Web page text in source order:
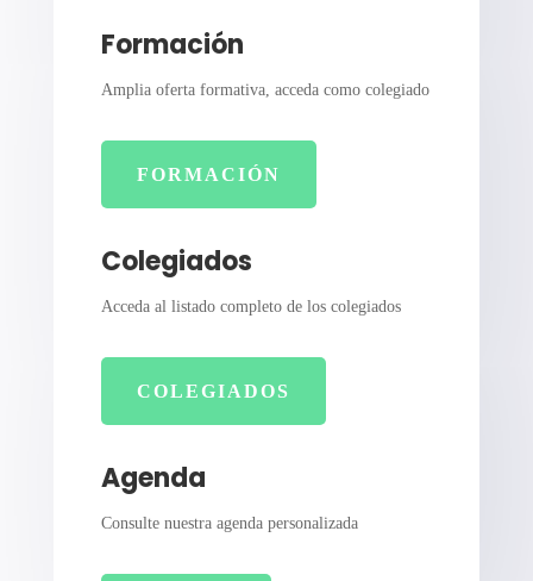
Formación
Amplia oferta formativa, acceda como colegiado
FORMACIÓN
Colegiados
Acceda al listado completo de los colegiados
COLEGIADOS
Agenda
Consulte nuestra agenda personalizada